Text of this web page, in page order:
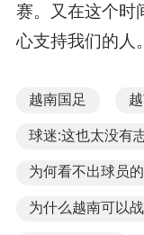
赛。又在这个时
心支持我们的人。
越南国足
球迷:这也太没有
为何看不出球员
为什么越南可以